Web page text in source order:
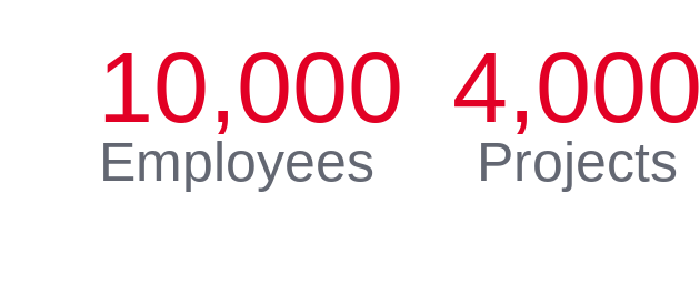
10,000
Employees
4,000
Projects